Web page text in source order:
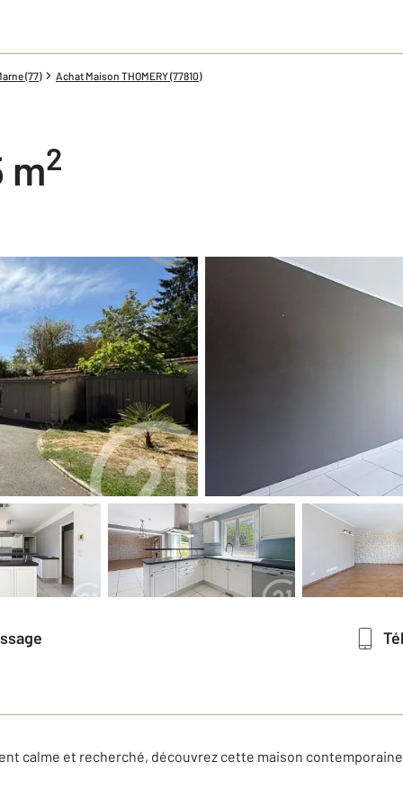
(77) Achat Maison THOMERY (77810)
m2
calme et recherché, découvrez cette maison